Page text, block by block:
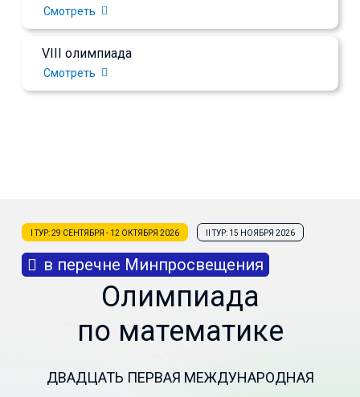
Смотреть
VIII олимпиада
Смотреть
I ТУР: 29 СЕНТЯБРЯ - 12 ОКТЯБРЯ 2026 II ТУР: 15 НОЯБРЯ 2026
в перечне Минпросвещения
Олимпиада
по математике
ДВАДЦАТЬ ПЕРВАЯ МЕЖДУНАРОДНАЯ